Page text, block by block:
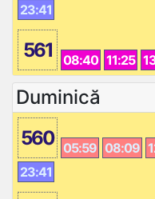
23:41
561 08:40 11:25
Duminică
560 05:59 08:09
23:41